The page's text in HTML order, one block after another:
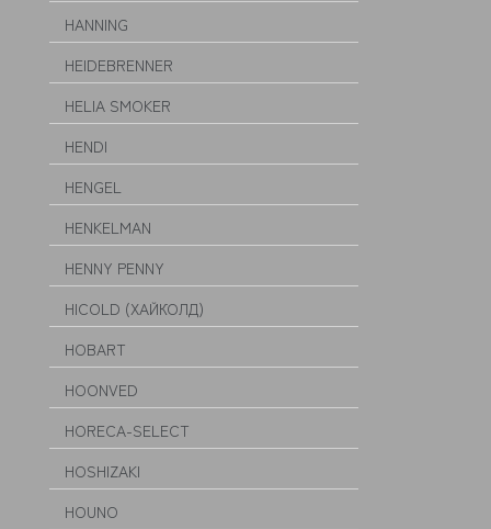
HANNING
HEIDEBRENNER
HELIA SMOKER
HENDI
HENGEL
HENKELMAN
HENNY PENNY
HICOLD (ХАЙКОЛД)
HOBART
HOONVED
HORECA-SELECT
HOSHIZAKI
HOUNO